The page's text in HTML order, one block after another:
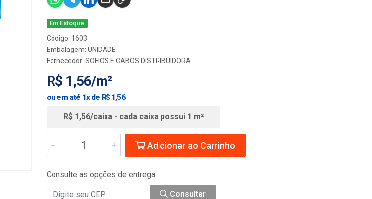
Em Estoque
Código: 1603
Embalagem: UNIDADE
Fornecedor: SOFIOS E CABOS DISTRIBUIDORA
R$ 1,56/m²
ou em até 1x de R$ 1,56
R$ 1,56/caixa - cada caixa possui 1 m²
Adicionar ao Carrinho
Consulte as opções de entrega
Consultar